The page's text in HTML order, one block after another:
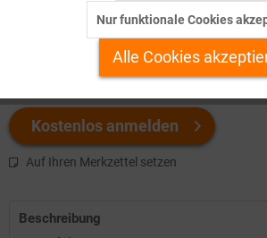
s/w-Version
Kostenlos anmelden
Auf Ihren Merkzettel setzen
Beschreibung
Personalisierung
Service
Nur funktionale Cookies
Alle Cookies